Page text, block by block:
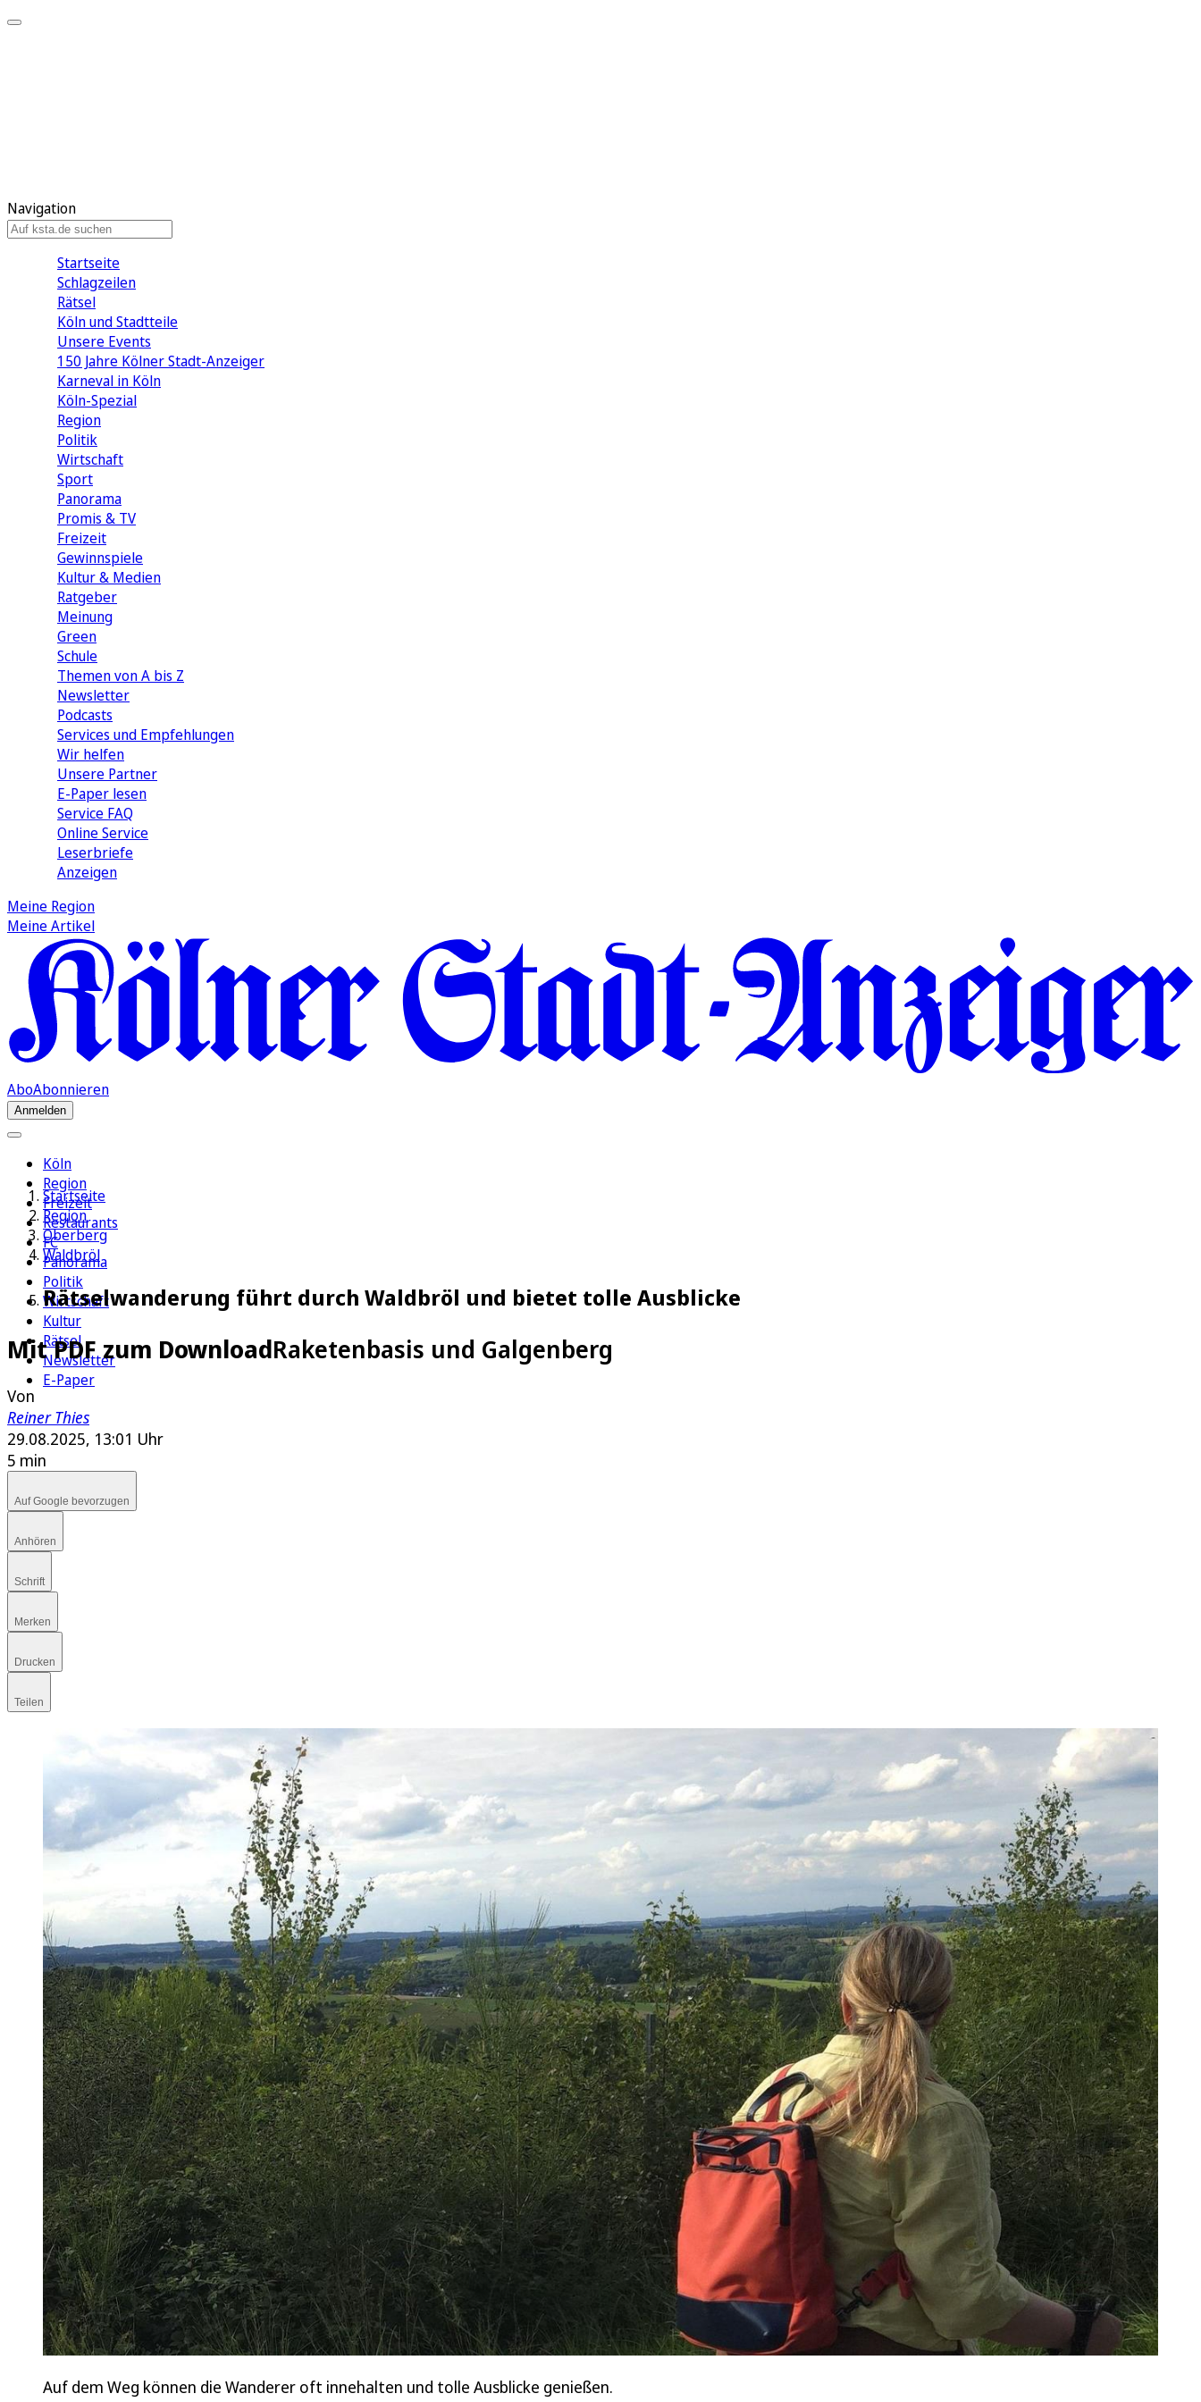
Navigation
Startseite
Schlagzeilen
Rätsel
Köln und Stadtteile
Unsere Events
150 Jahre Kölner Stadt-Anzeiger
Karneval in Köln
Köln-Spezial
Region
Politik
Wirtschaft
Sport
Panorama
Promis & TV
Freizeit
Gewinnspiele
Kultur & Medien
Ratgeber
Meinung
Green
Schule
Themen von A bis Z
Newsletter
Podcasts
Services und Empfehlungen
Wir helfen
Unsere Partner
E-Paper lesen
Service FAQ
Online Service
Leserbriefe
Anzeigen
Meine Region
Meine Artikel
AboAbonnieren
Anmelden
Köln
Region
Freizeit
Restaurants
FC
Panorama
Politik
Wirtschaft
Kultur
Rätsel
Newsletter
E-Paper
Startseite
Region
Oberberg
Waldbröl
Rätselwanderung führt durch Waldbröl und bietet tolle Ausblicke
Mit PDF zum DownloadRaketenbasis und Galgenberg
Von
Reiner Thies
29.08.2025, 13:01 Uhr
5 min
Auf Google bevorzugen
Anhören
Schrift
Merken
Drucken
Teilen
Auf dem Weg können die Wanderer oft innehalten und tolle Ausblicke genießen.